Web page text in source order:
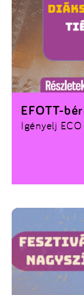
Igényelj
EFOTT-